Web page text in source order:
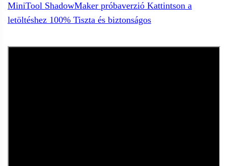
MiniTool ShadowMaker próbaverzió Kattintson a
letöltéshez 100% Tiszta és biztonságos